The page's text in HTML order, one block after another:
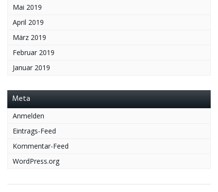
Mai 2019
April 2019
März 2019
Februar 2019
Januar 2019
Meta
Anmelden
Eintrags-Feed
Kommentar-Feed
WordPress.org